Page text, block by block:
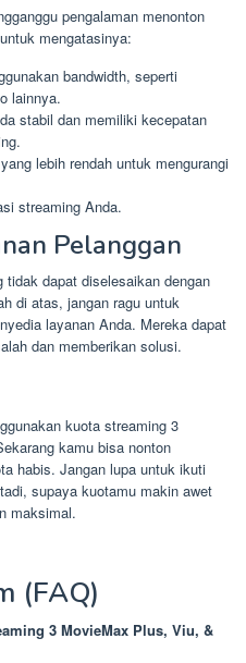
pengalaman menonton
mengatasinya:
bandwidth, seperti
lainnya.
stabil dan memiliki kecepatan
lebih rendah untuk mengurangi
streaming Anda.
Pelanggan
dapat diselesaikan dengan
di atas, jangan ragu untuk
layanan Anda. Mereka dapat
dan memberikan solusi.
kuota streaming 3
kamu bisa nonton
habis. Jangan lupa untuk ikuti
supaya kuotamu makin awet
maksimal.
(FAQ)
3 MovieMax Plus, Viu, &